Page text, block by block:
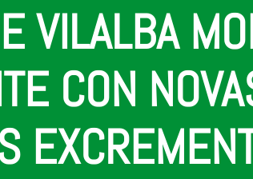
VILALBA
CON